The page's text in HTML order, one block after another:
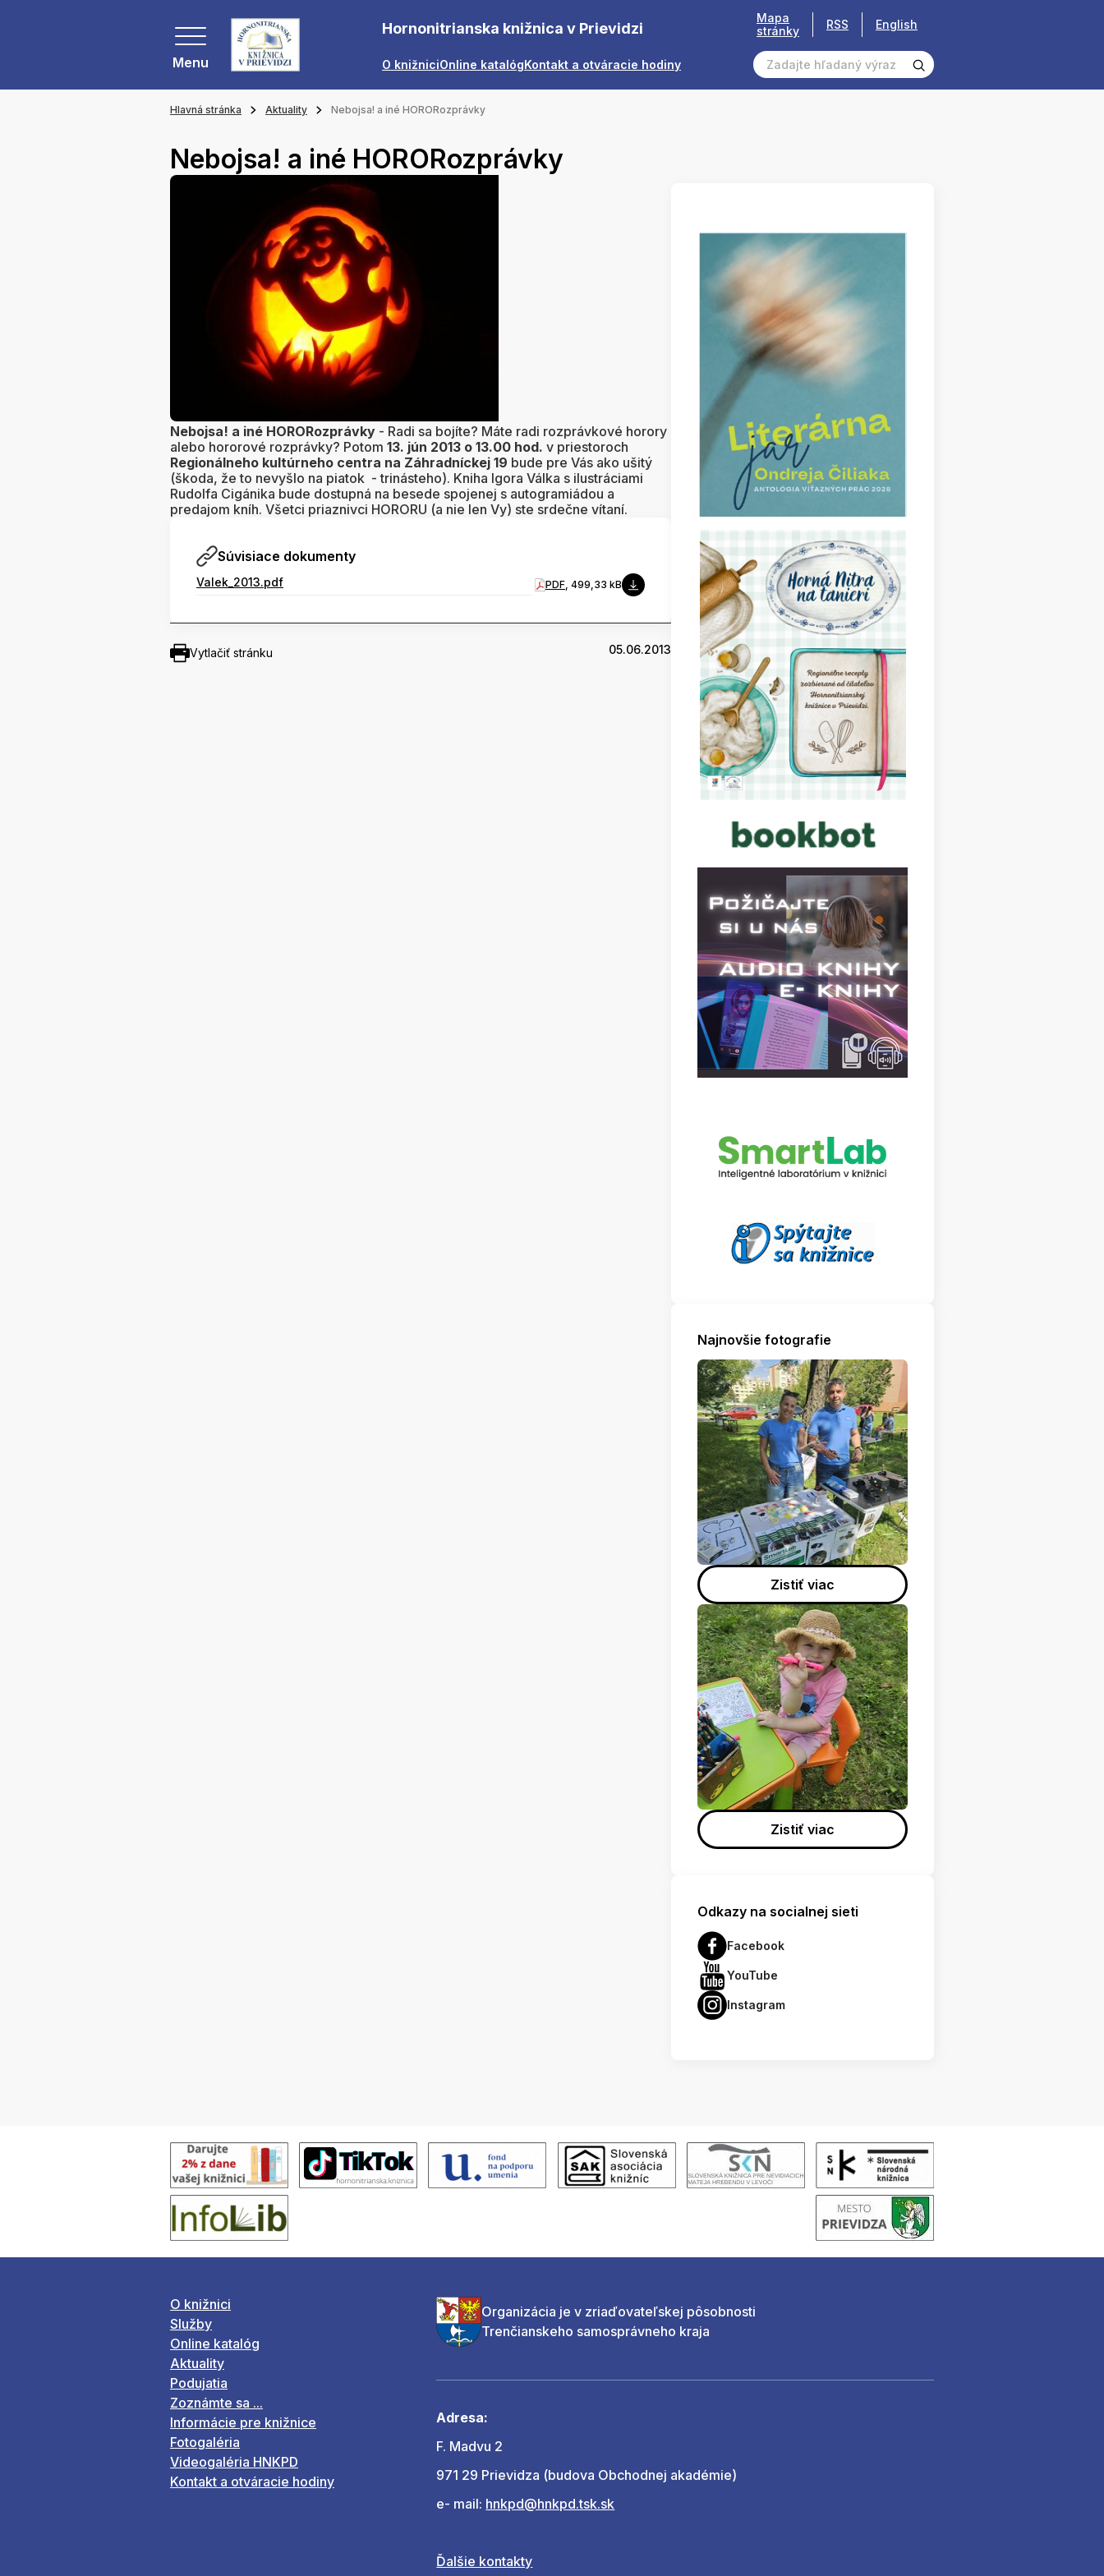
Menu
Hornonitrianska knižnica v Prievidzi
O knižniciOnline katalógKontakt a otváracie hodiny
Mapa
stránky
RSS English
Hlavná stránka Aktuality Nebojsa! a iné HORORozprávky
Nebojsa! a iné HORORozprávky
Nebojsa! a iné HORORozprávky - Radi sa bojíte? Máte radi rozprávkové horory
alebo hororové rozprávky? Potom 13. jún 2013 o 13.00 hod. v priestoroch
Regionálneho kultúrneho centra na Záhradníckej 19 bude pre Vás ako ušitý
(škoda, že to nevyšlo na piatok - trinásteho). Kniha Igora Válka s ilustráciami
Rudolfa Cigánika bude dostupná na besede spojenej s autogramiádou a
predajom kníh. Všetci priaznivci HORORU (a nie len Vy) ste srdečne vítaní.
Súvisiace dokumenty
Valek_2013.pdf PDF, 499,33 kB
Vytlačiť stránku 05.06.2013
Najnovšie fotografie
Zistiť viac
Zistiť viac
Odkazy na socialnej sieti
Facebook
YouTube
Instagram
O knižnici
Služby
Online katalóg
Aktuality
Podujatia
Zoznámte sa ...
Informácie pre knižnice
Fotogaléria
Videogaléria HNKPD
Kontakt a otváracie hodiny
Organizácia je v zriaďovateľskej pôsobnosti
Trenčianskeho samosprávneho kraja
Adresa:
F. Madvu 2
971 29 Prievidza (budova Obchodnej akadémie)
e- mail: hnkpd@hnkpd.tsk.sk
Ďalšie kontakty